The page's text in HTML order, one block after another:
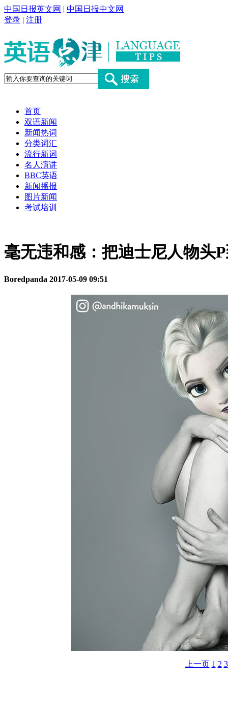
中国日报英文网 | 中国日报中文网
登录 | 注册
首页
双语新闻
新闻热词
分类词汇
流行新词
名人演讲
BBC英语
新闻播报
图片新闻
考试培训
毫无违和感：把迪士尼人物头
Boredpanda 2017-05-09 09:51
上一页 1 2 3